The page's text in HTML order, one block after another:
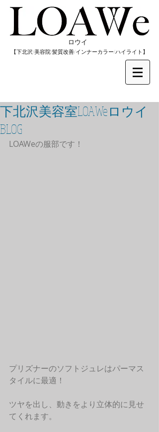
​ロウイ
​【下北沢/美容院/髪質改善/インナーカラー/​ハイライト】
下北沢美容室LOAWeロウイ
BLOG
LOAWeの服部です！
プリズナーのソフトジュレはパーマス
タイルに最適！
ツヤを出し、動きをより立体的に見せ
てくれます。